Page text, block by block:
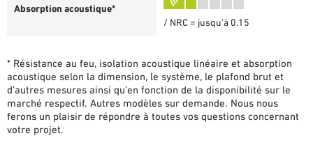
Absorption acoustique*
/ NRC = jusqu'à 0.15
* Résistance au feu, isolation acoustique linéaire et absorption
acoustique selon la dimension, le système, le plafond brut et
d’autres mesures ainsi qu’en fonction de la disponibilité sur le
marché respectif. Autres modèles sur demande. Nous nous
ferons un plaisir de répondre à toutes vos questions concernant
votre projet.